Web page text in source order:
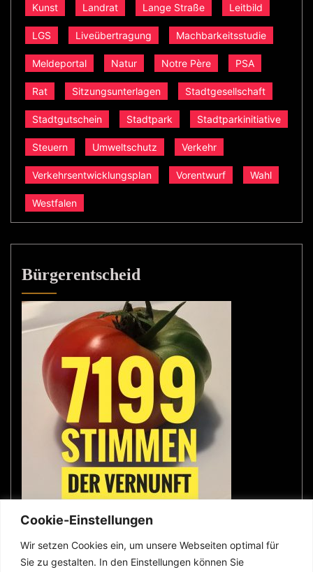
Cookie-Einstellungen
Wir setzen Cookies ein, um unsere Webseiten optimal für
Sie zu gestalten. In den Einstellungen können Sie
Kunst Landrat Lange Straße Leitbild
LGS Liveübertragung Machbarkeitsstudie
Meldeportal Natur Notre Père PSA
Rat Sitzungsunterlagen Stadtgesellschaft
Stadtgutschein Stadtpark Stadtparkinitiative
Steuern Umweltschutz Verkehr
Verkehrsentwicklungsplan Vorentwurf Wahl
Westfalen
Bürgerentscheid